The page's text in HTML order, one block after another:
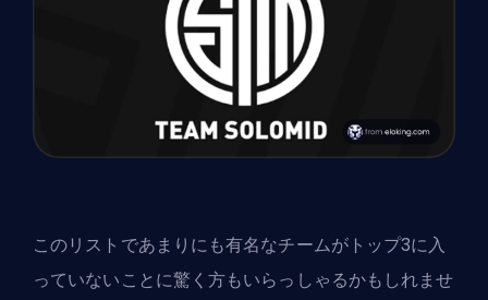
このリストであまりにも有名なチームがトップ3に入
っていないことに驚く方もいらっしゃるかもしれませ